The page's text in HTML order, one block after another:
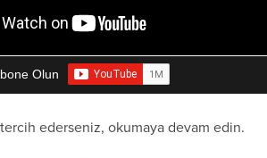
Olun
tercih ederseniz, okumaya devam edin.